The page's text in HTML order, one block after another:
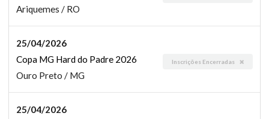
Ariquemes / RO
25/04/2026
Copa MG Hard do Padre 2026
Inscrições Encerradas
Ouro Preto / MG
25/04/2026